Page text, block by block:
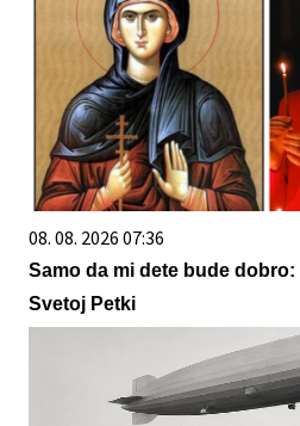
08. 08. 2026 07:36
Samo da mi dete bude
Svetoj Petki